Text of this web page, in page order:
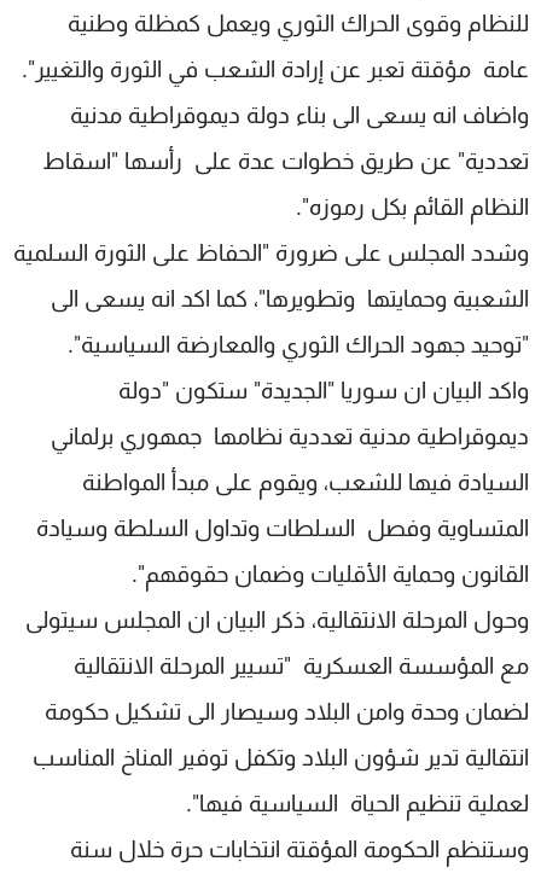
للنظام وقوى الحراك الثوري ويعمل كمظلة وطنية
عامة مؤقتة تعبر عن إرادة الشعب في الثورة والتغيير".
واضاف انه يسعى الى بناء دولة ديموقراطية مدنية
تعددية" عن طريق خطوات عدة على رأسها "اسقاط
النظام القائم بكل رموزه".
وشدد المجلس على ضرورة "الحفاظ على الثورة السلمية
الشعبية وحمايتها وتطويرها"، كما اكد انه يسعى الى
"توحيد جهود الحراك الثوري والمعارضة السياسية".
واكد البيان ان سوريا "الجديدة" ستكون "دولة
ديموقراطية مدنية تعددية نظامها جمهوري برلماني
السيادة فيها للشعب، ويقوم على مبدأ المواطنة
المتساوية وفصل السلطات وتداول السلطة وسيادة
القانون وحماية الأقليات وضمان حقوقهم".
وحول المرحلة الانتقالية، ذكر البيان ان المجلس سيتولى
مع المؤسسة العسكرية "تسيير المرحلة الانتقالية
لضمان وحدة وامن البلاد وسيصار الى تشكيل حكومة
انتقالية تدير شؤون البلاد وتكفل توفير المناخ المناسب
لعملية تنظيم الحياة السياسية فيها".
وستنظم الحكومة المؤقتة انتخابات حرة خلال سنة